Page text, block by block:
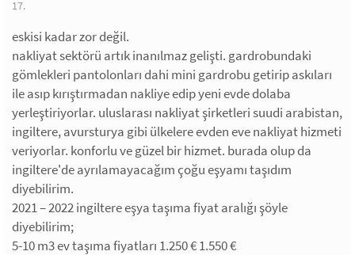
17.
eskisi kadar zor değil.
nakliyat sektörü artık inanılmaz gelişti. gardrobundaki
gömlekleri pantolonları dahi mini gardrobu getirip askıları
ile asıp kırıştırmadan nakliye edip yeni evde dolaba
yerleştiriyorlar. uluslarası nakliyat şirketleri suudi arabistan,
ingiltere, avursturya gibi ülkelere evden eve nakliyat hizmeti
veriyorlar. konforlu ve güzel bir hizmet. burada olup da
ingiltere'de ayrılamayacağım çoğu eşyamı taşıdım
diyebilirim.
2021 – 2022 ingiltere eşya taşıma fiyat aralığı şöyle
diyebilirim;
5-10 m3 ev taşıma fiyatları 1.250 € 1.550 €